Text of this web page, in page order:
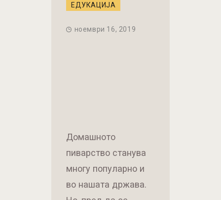
ЕДУКАЦИЈА
ноември 16, 2019
Домашното
пиварство станува
многу популарно и
во нашата држава.